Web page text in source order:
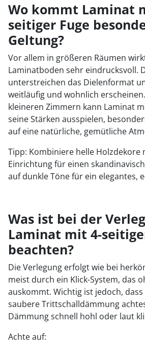
Wo kommt Laminat
seitiger Fuge
Geltung?
Vor allem in größeren Räumen
Laminatboden sehr eindrucksvoll.
unterstreichen das Dielenformat
weitläufig und wohnlich
kleineren Zimmern kann Laminat
seine Stärken ausspielen,
auf eine natürliche, gemütliche
Tipp: Kombiniere helle
Einrichtung für einen
auf dunkle Töne für ein elegantes,
Was ist bei der
Laminat mit 4-
beachten?
Die Verlegung erfolgt wie bei
meist durch ein Klick-System, das
auskommt. Wichtig ist jedoch,
saubere Trittschalldämmung
Dämmung schnell hohl oder laut
Achte auf: